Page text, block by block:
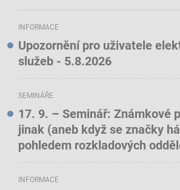
INFORMACE
Upozornění pro uživatele
služeb - 5.8.2026
SEMINÁŘE
17. 9. – Seminář: Známkové
jinak (aneb když se značky
pohledem rozkladových
INFORMACE